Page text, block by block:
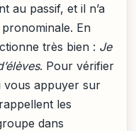
au passif, et il n’a
En
très bien : Je
. Pour vérifier
vous appuyer sur
les
dans